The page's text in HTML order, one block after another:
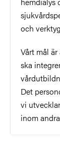
och
Vårt mål
ska
Det
vi
inom